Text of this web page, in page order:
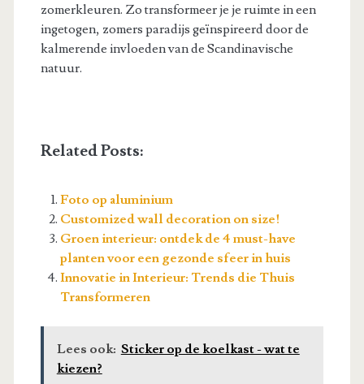
zomerkleuren. Zo transformeer je je ruimte in een
ingetogen, zomers paradijs geïnspireerd door de
kalmerende invloeden van de Scandinavische
natuur.
Related Posts:
Foto op aluminium
Customized wall decoration on size!
Groen interieur: ontdek de 4 must-have
planten voor een gezonde sfeer in huis
Innovatie in Interieur: Trends die Thuis
Transformeren
Lees ook: Sticker op de koelkast - wat te
kiezen?